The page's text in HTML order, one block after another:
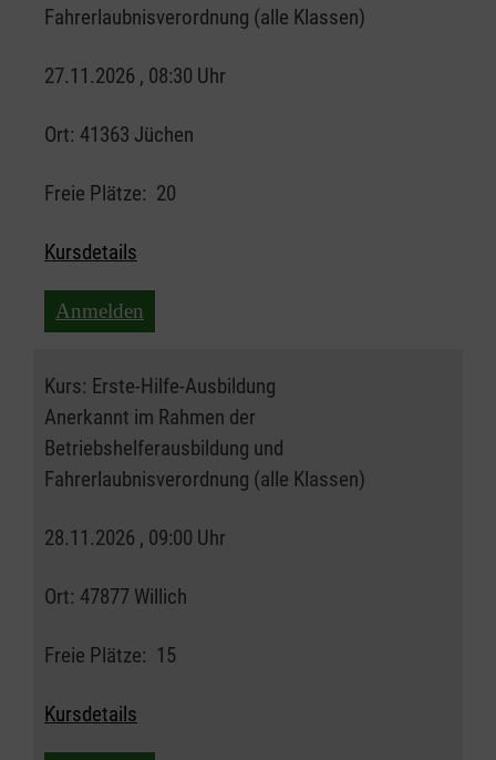
Fahrerlaubnisverordnung (alle Klassen)
27.11.2026 , 08:30 Uhr
Ort: 41363 Jüchen
Freie Plätze: 20
Kursdetails
Anmelden
Kurs: Erste-Hilfe-Ausbildung
Anerkannt im Rahmen der
Betriebshelferausbildung und
Fahrerlaubnisverordnung (alle Klassen)
28.11.2026 , 09:00 Uhr
Ort: 47877 Willich
Freie Plätze: 15
Kursdetails